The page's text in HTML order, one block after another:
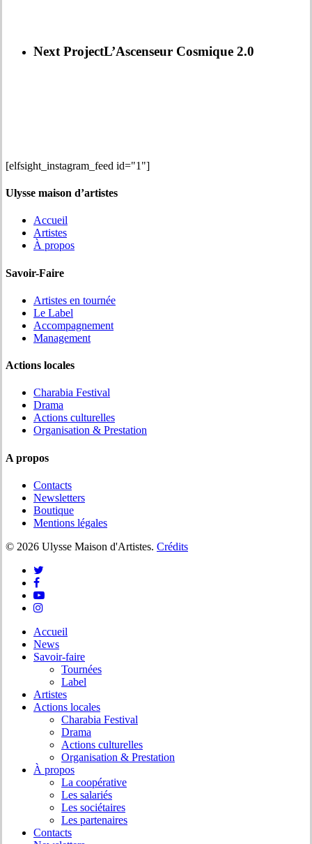
Next ProjectL’Ascenseur Cosmique 2.0
[elfsight_instagram_feed id="1"]
Ulysse maison d’artistes
Accueil
Artistes
À propos
Savoir-Faire
Artistes en tournée
Le Label
Accompagnement
Management
Actions locales
Charabia Festival
Drama
Actions culturelles
Organisation & Prestation
A propos
Contacts
Newsletters
Boutique
Mentions légales
© 2026 Ulysse Maison d'Artistes. Crédits
twitter
facebook
youtube
instagram
Close
Menu
Accueil
News
Savoir-faire
Tournées
Label
Artistes
Actions locales
Charabia Festival
Drama
Actions culturelles
Organisation & Prestation
À propos
La coopérative
Les salariés
Les sociétaires
Les partenaires
Contacts